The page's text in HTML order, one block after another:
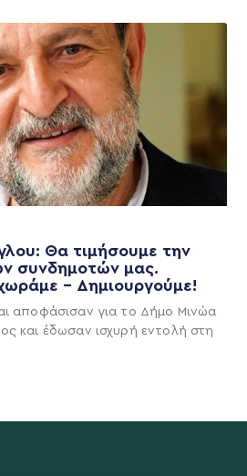
Θα τιμήσουμε την
συνδημοτών μας.
– Δημιουργούμε!
αποφάσισαν για το Δήμο Μινώα
και έδωσαν ισχυρή εντολή στη